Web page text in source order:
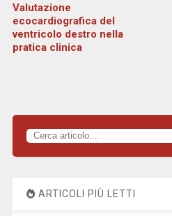
Valutazione
ecocardiografica del
ventricolo destro nella
pratica clinica
ARTICOLI PIÙ LETTI